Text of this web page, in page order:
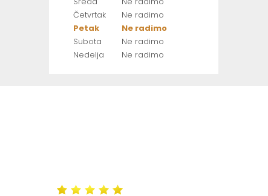
Četvrtak
Ne radimo
Petak
Ne radimo
Subota
Ne radimo
Nedelja
Ne radimo